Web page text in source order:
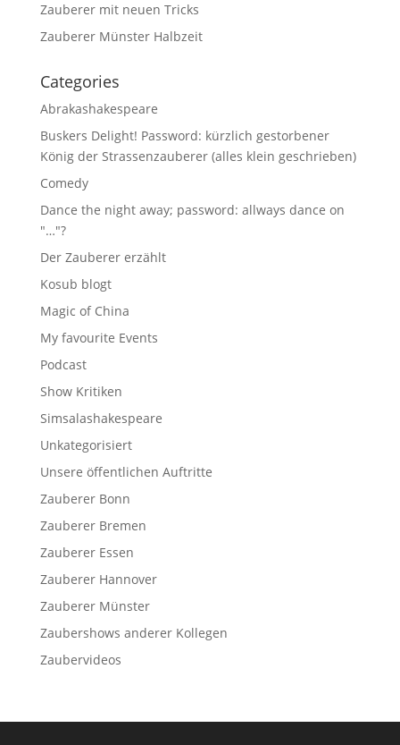
Zauberer mit neuen Tricks
Zauberer Münster Halbzeit
Categories
Abrakashakespeare
Buskers Delight! Password: kürzlich gestorbener
König der Strassenzauberer (alles klein geschrieben)
Comedy
Dance the night away; password: allways dance on
"…"?
Der Zauberer erzählt
Kosub blogt
Magic of China
My favourite Events
Podcast
Show Kritiken
Simsalashakespeare
Unkategorisiert
Unsere öffentlichen Auftritte
Zauberer Bonn
Zauberer Bremen
Zauberer Essen
Zauberer Hannover
Zauberer Münster
Zaubershows anderer Kollegen
Zaubervideos